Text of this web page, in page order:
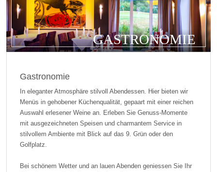
GASTRONOMIE
Gastronomie
In eleganter Atmosphäre stilvoll Abendessen. Hier bieten wir
Menüs in gehobener Küchenqualität, gepaart mit einer reichen
Auswahl erlesener Weine an. Erleben Sie Genuss-Momente
mit ausgezeichneten Speisen und charmantem Service in
stilvollem Ambiente mit Blick auf das 9. Grün oder den
Golfplatz.
Bei schönem Wetter und an lauen Abenden geniessen Sie Ihr